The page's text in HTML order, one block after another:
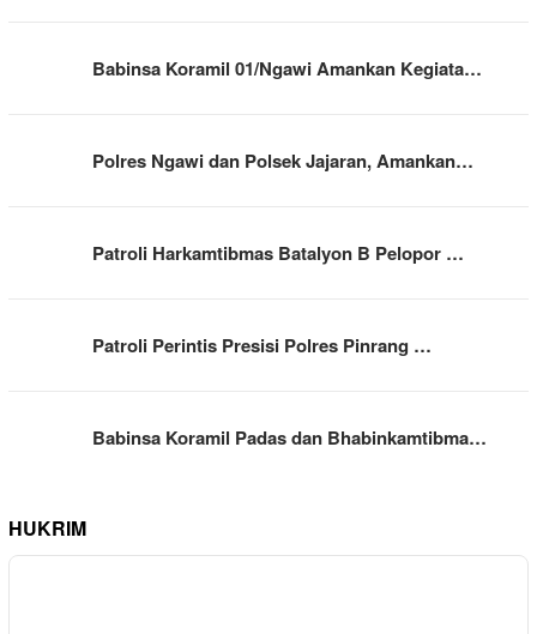
Babinsa Koramil 01/Ngawi Amankan Kegiata…
Polres Ngawi dan Polsek Jajaran, Amankan…
Patroli Harkamtibmas Batalyon B Pelopor …
Patroli Perintis Presisi Polres Pinrang …
Babinsa Koramil Padas dan Bhabinkamtibma…
HUKRIM